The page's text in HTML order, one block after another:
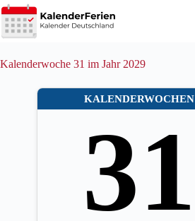
Zum
Inhalt
springen
Kalenderwoche 31 im Jahr 2029
KALENDERWOCHEN
31